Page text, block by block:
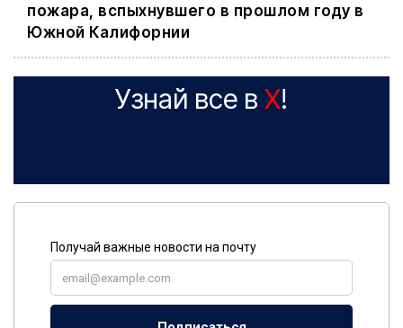
пожара, вспыхнувшего в прошлом году в
Южной Калифорнии
Узнай все в X!